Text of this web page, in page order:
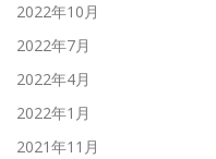
2022年10月
2022年7月
2022年4月
2022年1月
2021年11月